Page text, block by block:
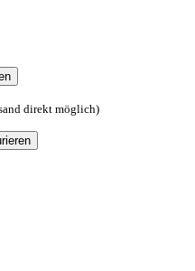
direkt möglich)